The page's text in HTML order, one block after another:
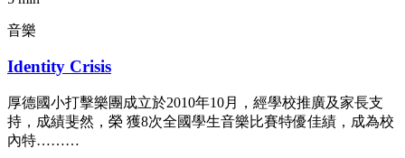
音樂
Identity Crisis
厚德國小打擊樂團成立於2010年10月，經學校推廣及家長支
持，成績斐然，榮 獲8次全國學生音樂比賽特優佳績，成為校
內特………